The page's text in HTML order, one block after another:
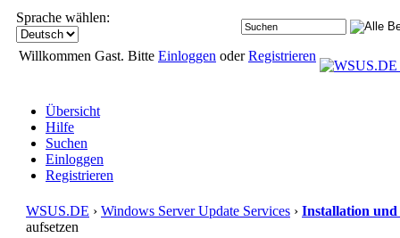
Sprache wählen:
Willkommen Gast. Bitte Einloggen oderRegistrieren
Übersicht
Hilfe
Suchen
Einloggen
Registrieren
WSUS.DE › Windows Server Update Services › Installation
aufsetzen